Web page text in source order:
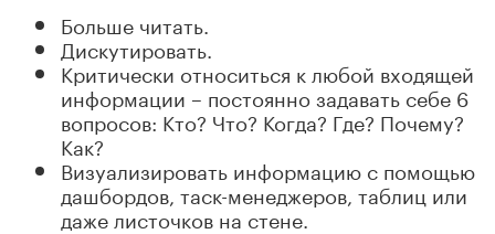
Больше читать.
Дискутировать.
Критически относиться к любой входящей
информации – постоянно задавать себе 6
вопросов: Кто? Что? Когда? Где? Почему?
Как?
Визуализировать информацию с помощью
дашбордов, таск-менеджеров, таблиц или
даже листочков на стене.